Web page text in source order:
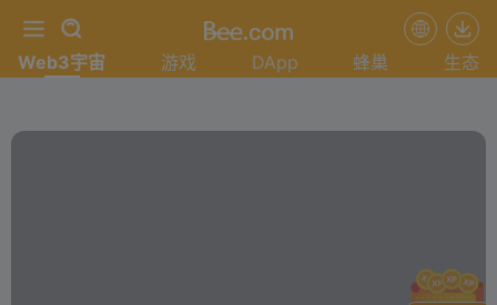
Web3宇宙 游戏 DApp 蜂巢 生态